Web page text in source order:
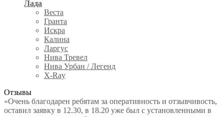
Лада
Веста
Гранта
Искра
Калина
Ларгус
Нива Тревел
Нива Урбан / Легенд
X-Ray
Отзывы
«Очень благодарен ребятам за оперативность и отзывчивость,
оставил заявку в 12.30, в 18.20 уже был с установленными в